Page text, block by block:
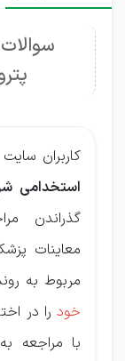
کاربران
استخدامی
گذراندن
معاینات
مربوط به
خود را در
با مراجعه